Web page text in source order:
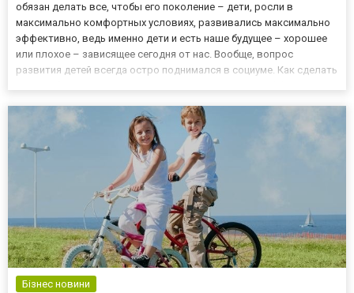
обязан делать все, чтобы его поколение – дети, росли в
максимально комфортных условиях, развивались максимально
эффективно, ведь именно дети и есть наше будущее – хорошее
или плохое – зависящее сегодня от нас. Вообще, вопрос
развития детей всегда остро поднимался в социуме. Как сделать
Бізнес новини